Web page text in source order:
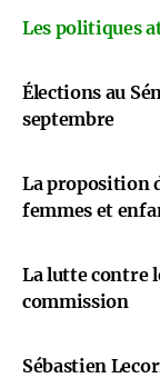
Les politiques
Élections au
septembre
La proposition
femmes et
La lutte contre
commission
Sébastien